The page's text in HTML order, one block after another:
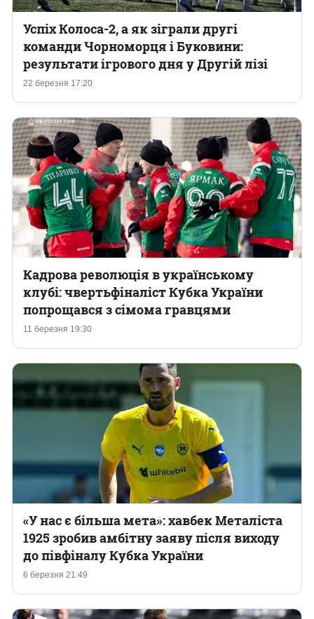
22 березня 17:20
Успіх Колоса-2, а як зіграли другі
команди Чорноморця і Буковини:
результати ігрового дня у Другій лізі
11 березня 19:30
Кадрова революція в українському
клубі: чвертьфіналіст Кубка України
попрощався з сімома гравцями
6 березня 21:49
«У нас є більша мета»: хавбек Металіста
1925 зробив амбітну заяву після виходу
до півфіналу Кубка України